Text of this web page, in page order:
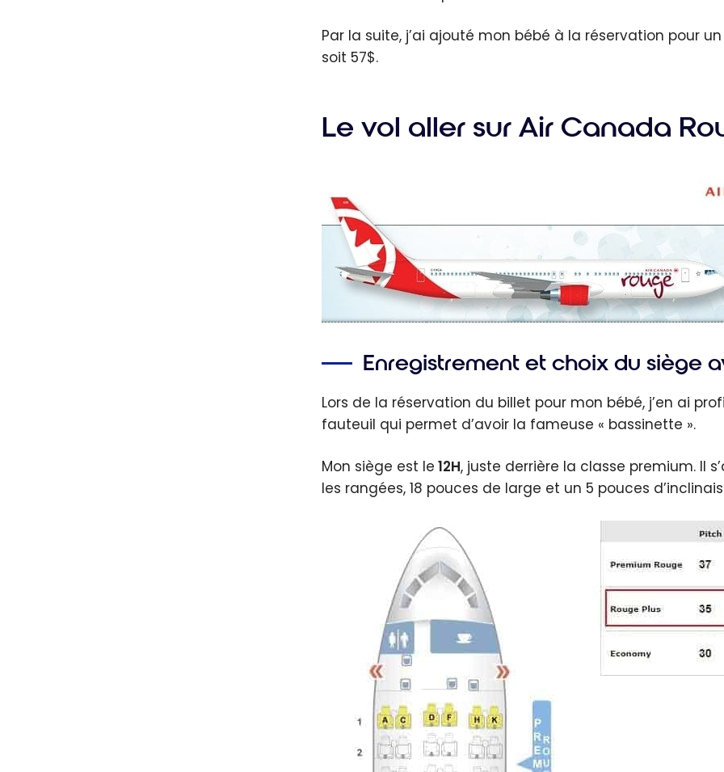
Par la suite, j’ai ajouté mon bébé à la réservation pour
soit 57$.
Le vol aller sur Air Canada
Enregistrement et choix du siège
Lors de la réservation du billet pour mon bébé, j’en ai
fauteuil qui permet d’avoir la fameuse « bassinette ».
Mon siège est le 12H, juste derrière la classe premium. Il
les rangées, 18 pouces de large et un 5 pouces